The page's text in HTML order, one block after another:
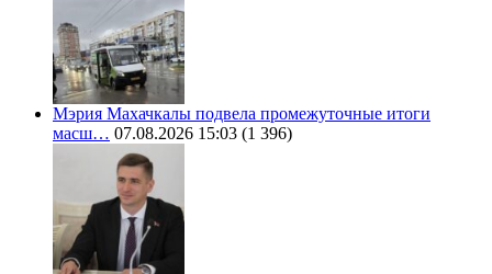
Мэрия Махачкалы подвела промежуточные итоги
масш… 07.08.2026 15:03 (1 396)